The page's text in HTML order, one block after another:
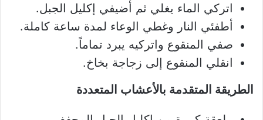
اتركي الماء يغلي ثم أضيفي إكليل الجبل.
أطفئي النار وغطي الوعاء لمدة ساعة كاملة.
صفي المنقوع واتركيه يبرد تماماً.
انقلي المنقوع إلى زجاجة بخاخ.
الطريقة المتقدمة بالأعشاب المتعددة